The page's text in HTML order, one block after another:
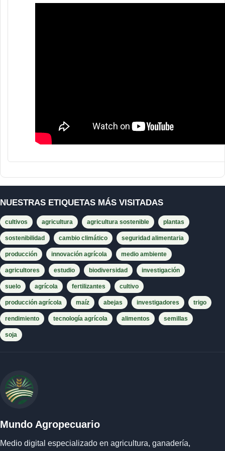
NUESTRAS ETIQUETAS MÁS VISITADAS
cultivos agricultura agricultura sostenible plantas
sostenibilidad cambio climático seguridad alimentaria
producción innovación agrícola medio ambiente
agricultores estudio biodiversidad investigación
suelo agrícola fertilizantes cultivo
producción agrícola maíz abejas investigadores trigo
rendimiento tecnología agrícola alimentos semillas
soja
Mundo Agropecuario
Medio digital especializado en agricultura, ganadería,